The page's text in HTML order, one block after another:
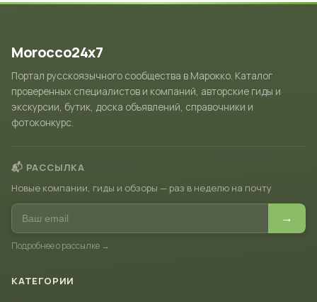
Morocco24x7
Портал русскоязычного сообщества в Марокко. Каталог
проверенных специалистов и компаний, авторские гиды и
экскурсии, бутик, доска объявлений, справочники и
фотоконкурс.
📬 РАССЫЛКА
Новые компании, гиды и обзоры — раз в неделю на почту
→
Подробнее о рассылке →
КАТЕГОРИИ